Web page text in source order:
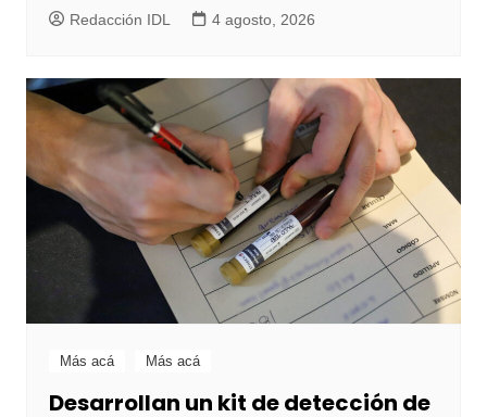
Redacción IDL 4 agosto, 2026
Más acá Más acá
Desarrollan un kit de detección de